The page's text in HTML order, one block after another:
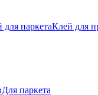
для паркетаКлей для
Для паркета